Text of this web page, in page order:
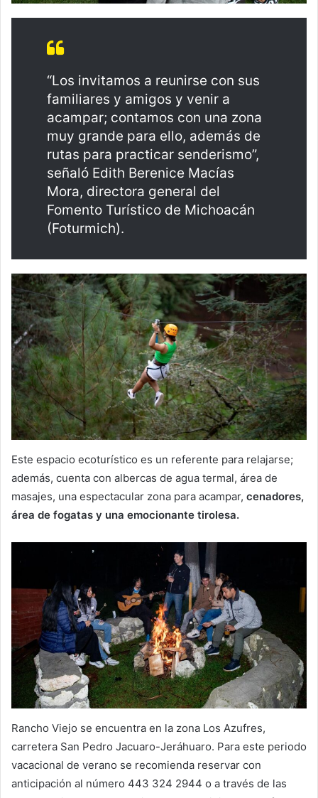
“Los invitamos a reunirse con sus
familiares y amigos y venir a
acampar; contamos con una zona
muy grande para ello, además de
rutas para practicar senderismo”,
señaló Edith Berenice Macías
Mora, directora general del
Fomento Turístico de Michoacán
(Foturmich).
Este espacio ecoturístico es un referente para relajarse;
además, cuenta con albercas de agua termal, área de
masajes, una espectacular zona para acampar, cenadores,
área de fogatas y una emocionante tirolesa.
Rancho Viejo se encuentra en la zona Los Azufres,
carretera San Pedro Jacuaro-Jeráhuaro. Para este periodo
vacacional de verano se recomienda reservar con
anticipación al número 443 324 2944 o a través de las